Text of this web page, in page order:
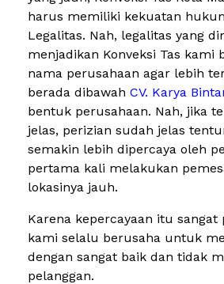
harus memiliki kekuatan
Legalitas. Nah, legalitas yang
menjadikan Konveksi Tas kami
nama perusahaan agar lebih
berada dibawah CV. Karya
bentuk perusahaan. Nah, jika
jelas, perizian sudah jelas
semakin lebih dipercaya oleh
pertama kali melakukan
lokasinya jauh.
Karena kepercayaan itu sangat
kami selalu berusaha untuk
dengan sangat baik dan tidak
pelanggan.